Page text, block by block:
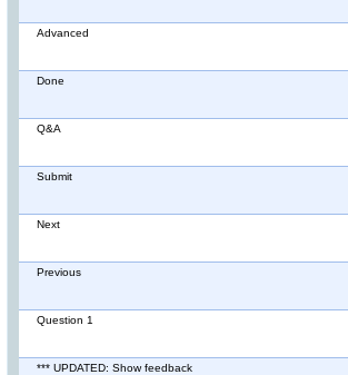
Advanced
Done
Q&A
Submit
Next
Previous
Question 1
*** UPDATED: Show feedback